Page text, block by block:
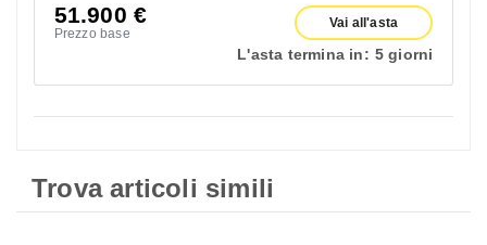
51.900 €
Prezzo base
Vai all'asta
L'asta termina in: 5 giorni
Trova articoli simili